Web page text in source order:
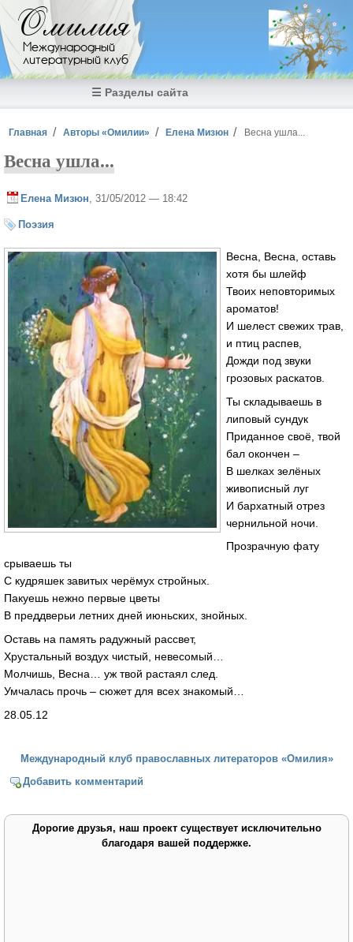
Перейти к основному содержанию
Омилия
Международный
литературный клуб
☰ Разделы сайта
Вы здесь
Главная Авторы «Омилии» Елена Мизюн Весна ушла...
Весна ушла...
Елена Мизюн , 31/05/2012 — 18:42
Поэзия
Весна, Весна, оставь
хотя бы шлейф
Твоих неповторимых
ароматов!
И шелест свежих трав,
и птиц распев,
Дожди под звуки
грозовых раскатов.
Ты складываешь в
липовый сундук
Приданное своё, твой
бал окончен –
В шелках зелёных
живописный луг
И бархатный отрез
чернильной ночи.
Прозрачную фату
срываешь ты
С кудряшек завитых черёмух стройных.
Пакуешь нежно первые цветы
В преддверьи летних дней июньских, знойных.
Оставь на память радужный рассвет,
Хрустальный воздух чистый, невесомый…
Молчишь, Весна… уж твой растаял след.
Умчалась прочь – сюжет для всех знакомый…
28.05.12
Международный клуб православных литераторов «Омилия»
Добавить комментарий
Дорогие друзья, наш проект существует исключительно
благодаря вашей поддержке.